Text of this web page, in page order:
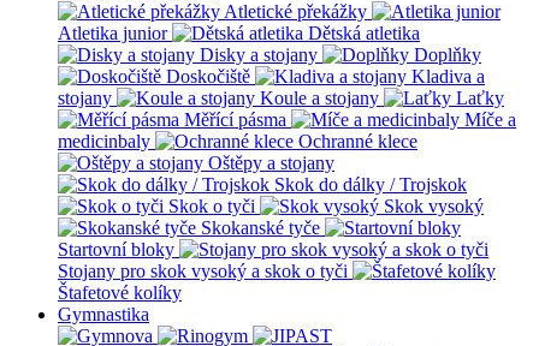
Atletické překážky
Atletika junior
Dětská atletika
Disky a stojany
Doplňky
Doskočiště
Kladiva a
stojany
Koule a stojany
Laťky
Měřící pásma
Míče a
medicinbaly
Ochranné klece
Oštěpy a stojany
Skok do dálky / Trojskok
Skok o tyči
Skok vysoký
Skokanské tyče
Startovní bloky
Stojany pro skok vysoký a skok o tyči
Štafetové kolíky
Gymnastika